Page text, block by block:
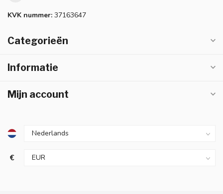
KVK nummer: 37163647
Categorieën
Informatie
Mijn account
€